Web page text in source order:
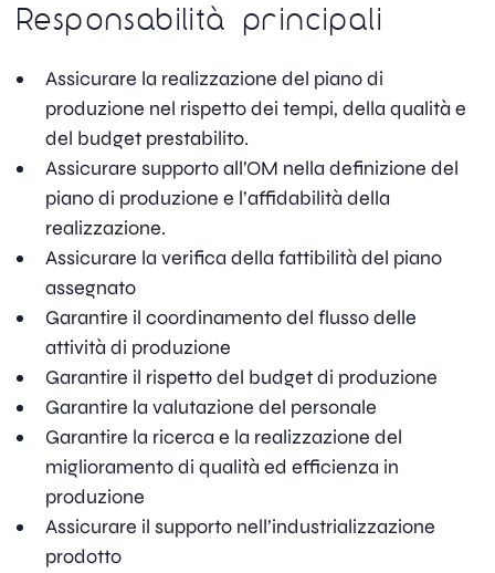
Responsabilità principali
Assicurare la realizzazione del piano di
produzione nel rispetto dei tempi, della qualità e
del budget prestabilito.
Assicurare supporto all’OM nella definizione del
piano di produzione e l’affidabilità della
realizzazione.
Assicurare la verifica della fattibilità del piano
assegnato
Garantire il coordinamento del flusso delle
attività di produzione
Garantire il rispetto del budget di produzione
Garantire la valutazione del personale
Garantire la ricerca e la realizzazione del
miglioramento di qualità ed efficienza in
produzione
Assicurare il supporto nell’industrializzazione
prodotto